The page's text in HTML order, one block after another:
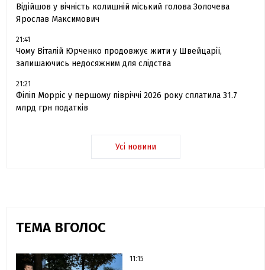
Відійшов у вічність колишній міський голова Золочева
Ярослав Максимович
21:41
Чому Віталій Юрченко продовжує жити у Швейцарії,
залишаючись недосяжним для слідства
21:21
Філіп Морріс у першому півріччі 2026 року сплатила 31.7
млрд грн податків
Усі новини
ТЕМА ВГОЛОС
11:15